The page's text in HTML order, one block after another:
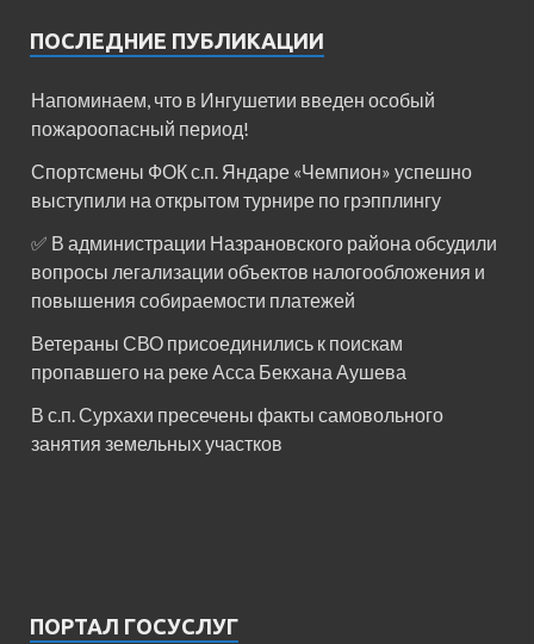
ПОСЛЕДНИЕ ПУБЛИКАЦИИ
Напоминаем, что в Ингушетии введен особый
пожароопасный период!⁣⁣⠀
Спортсмены ФОК с.п. Яндаре «Чемпион» успешно
выступили на открытом турнире по грэпплингу
✅ В администрации Назрановского района обсудили
вопросы легализации объектов налогообложения и
повышения собираемости платежей
Ветераны СВО присоединились к поискам
пропавшего на реке Асса Бекхана Аушева
В с.п. Сурхахи пресечены факты самовольного
занятия земельных участков
ПОРТАЛ ГОСУСЛУГ